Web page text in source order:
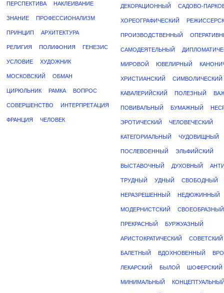
ПЕРСПЕКТИВА НАКЛЕИВАНИЕ
ЗНАНИЕ ПРОФЕССИОНАЛИЗМ
ПРИНЦИП АРХИТЕКТУРА
РЕЛИГИЯ ПОЛИФОНИЯ ГЕНЕЗИС
УСЛОВИЕ ХУДОЖНИК
МОСКОВСКИЙ ОБМАН
ЦИРЮЛЬНИК РАМКА ВОПРОС
СОВЕРШЕНСТВО ИНТЕРПРЕТАЦИЯ
ФРАНЦИЯ ЧЕЛОВЕК
ДЕКОРАЦИОННЫЙ САДОВО-
ХОРЕОГРАФИЧЕСКИЙ
ПРОИЗВОДСТВЕННЫЙ
САМОДЕЯТЕЛЬНЫЙ
МИРОВОЙ ЮВЕЛИРНЫЙ
ХРИСТИАНСКИЙ СИМВОЛИЧЕСКИЙ
КАВАЛЕРИЙСКИЙ ПОЛЕЗНЫЙ
ПОВИВАЛЬНЫЙ БУМАЖНЫЙ
ЭРОТИЧЕСКИЙ ЧЕЛОВЕЧЕСКИЙ
КАТЕГОРИАЛЬНЫЙ ЧУДОВИЩНЫЙ
ПОСЛЕВОЕННЫЙ ЭЛЬФИЙСКИЙ
ВЫСТАВОЧНЫЙ ДУХОВНЫЙ
ТРУДНЫЙ УДНЫЙ СВОБОДНЫЙ
НЕРАЗРЕШЕННЫЙ НЕДЮЖИННЫЙ
МОДЕРНИСТСКИЙ СВОЕОБРАЗНЫЙ
ПРЕКРАСНЫЙ БУРЖУАЗНЫЙ
АРИСТОКРАТИЧЕСКИЙ СОВЕТСКИЙ
БАЛЕТНЫЙ ВДОХНОВЕННЫЙ
ЛЕКАРСКИЙ БЫЛОЙ ШОФЕРСКИЙ
МИНИМАЛЬНЫЙ